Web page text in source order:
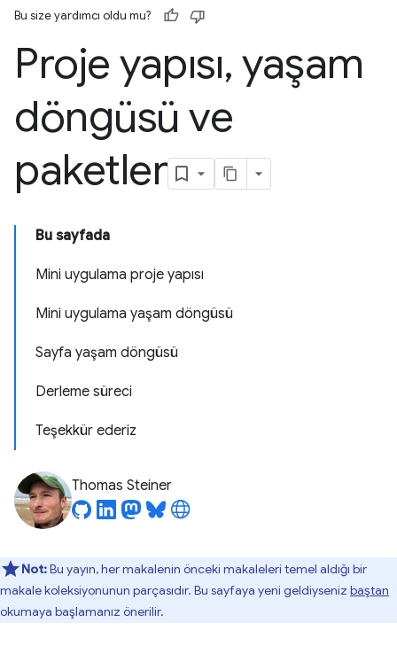
Bu size yardımcı oldu mu?
Proje yapısı, yaşam
döngüsü ve
paketler
Bu sayfada
Mini uygulama proje yapısı
Mini uygulama yaşam döngüsü
Sayfa yaşam döngüsü
Derleme süreci
Teşekkür ederiz
Thomas Steiner
Not:Bu yayın, her makalenin önceki makaleleri temel aldığı bir
makale koleksiyonunun parçasıdır. Bu sayfaya yeni geldiyseniz baştan
okumaya başlamanız önerilir.